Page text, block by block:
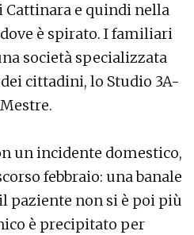
Cattinara e quindi nella
è spirato. I familiari
società specializzata
cittadini, lo Studio 3A-
un incidente domestico,
febbraio: una banale
paziente non si è poi più
è precipitato per